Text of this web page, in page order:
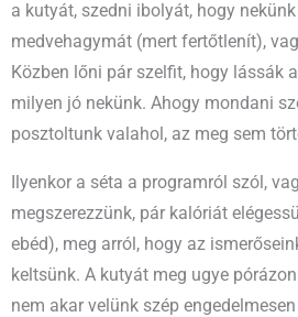
a kutyát, szedni ibolyát, hogy
medvehagymát (mert fertőtlenít),
Közben lőni pár szelfit, hogy lássák
milyen jó nekünk. Ahogy mondani
posztoltunk valahol, az meg sem
Ilyenkor a séta a programról szól,
megszerezzünk, pár kalóriát
ebéd), meg arról, hogy az
keltsünk. A kutyát meg ugye
nem akar velünk szép